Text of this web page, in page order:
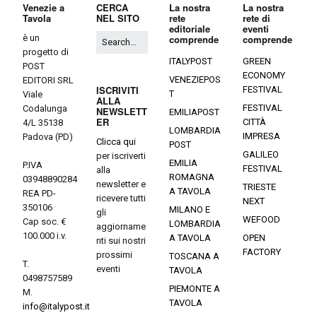
Venezie a
Tavola
è un
progetto di
POST
EDITORI SRL
Viale
Codalunga
4/L 35138
Padova (PD)
P.IVA
03948890284
REA PD-
350106
Cap soc. €
100.000 i.v.
T.
0498757589
M.
info@italypost.it
CERCA
NEL SITO
ISCRIVITI
ALLA
NEWSLETT
ER
Clicca qui
per iscriverti
alla
newsletter e
ricevere tutti
gli
aggiorname
nti sui nostri
prossimi
eventi
La nostra
rete
editoriale
comprende
ITALYPOST
VENEZIEPOS
T
EMILIAPOST
LOMBARDIA
POST
EMILIA
ROMAGNA
A TAVOLA
MILANO E
LOMBARDIA
A TAVOLA
TOSCANA A
TAVOLA
PIEMONTE A
TAVOLA
La nostra
rete di
eventi
comprende
GREEN
ECONOMY
FESTIVAL
FESTIVAL
CITTÀ
IMPRESA
GALILEO
FESTIVAL
TRIESTE
NEXT
WEFOOD
OPEN
FACTORY